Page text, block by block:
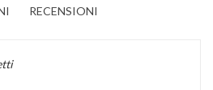
RECENSIONI